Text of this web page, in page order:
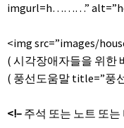
imgurl=h………”
<img src=”images/
( 시각장애자들을 위한
( 풍선도움말 title=”풍
<!– 주석 또는 노트 또는